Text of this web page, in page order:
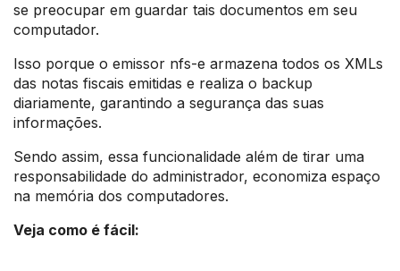
se preocupar em guardar tais documentos em seu
computador.
Isso porque o emissor nfs-e armazena todos os XMLs
das notas fiscais emitidas e realiza o backup
diariamente, garantindo a segurança das suas
informações.
Sendo assim, essa funcionalidade além de tirar uma
responsabilidade do administrador, economiza espaço
na memória dos computadores.
Veja como é fácil: